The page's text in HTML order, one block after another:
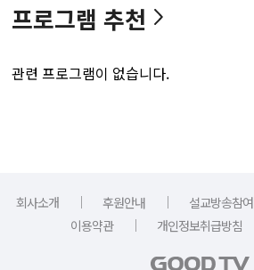
프로그램 추천
관련 프로그램이 없습니다.
회사소개 ｜ 후원안내 ｜ 설교방송참여
이용약관
｜ 개인정보취급방침